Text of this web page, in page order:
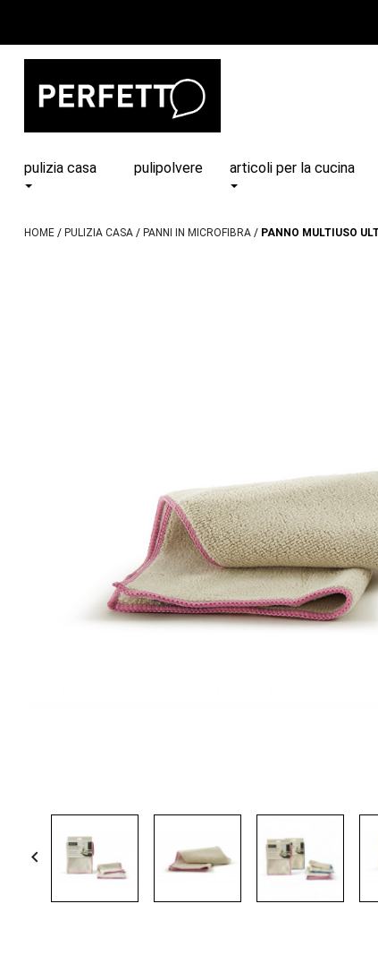
pulizia casa pulipolvere articoli per la cucina
HOME PULIZIA CASA PANNI IN MICROFIBRA PANNO MULTIUSO
